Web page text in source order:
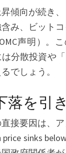
傾向が続き
み、ビット
声明）。
分散投資や
でしょう。
落を引
接要因は、
sinks